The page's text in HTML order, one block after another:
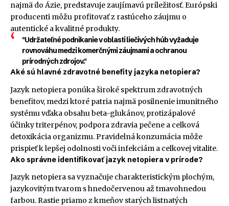
najmä do Ázie, predstavuje zaujímavú príležitosť. Európski
producenti môžu profitovať z rastúceho záujmu o
autentické a kvalitné produkty.
"Udržateľné podnikanie v oblasti liečivých húb vyžaduje
rovnováhu medzi komerčnými záujmami a ochranou
prírodných zdrojov."
Aké sú hlavné zdravotné benefity jazyka netopiera?
Jazyk netopiera ponúka široké spektrum zdravotných
benefitov, medzi ktoré patria najmä posilnenie imunitného
systému vďaka obsahu beta-glukánov, protizápalové
účinky triterpénov, podpora zdravia pečene a celková
detoxikácia organizmu. Pravidelná konzumácia môže
prispieť k lepšej odolnosti voči infekciám a celkovej vitalite.
Ako správne identifikovať jazyk netopiera v prírode?
Jazyk netopiera sa vyznačuje charakteristickým plochým,
jazykovitým tvarom s hnedočervenou až tmavohnedou
farbou. Rastie priamo z kmeňov starých listnatých